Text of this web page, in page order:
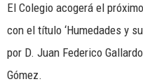
El Colegio acogerá el
con el título ‘Humedades y
por D. Juan Federico
Gómez.